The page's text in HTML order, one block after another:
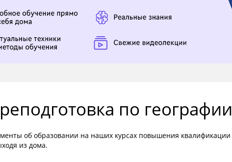
по географии
об образовании на наших курсах повышения квалификации
из дома.